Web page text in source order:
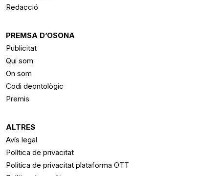
Redacció
PREMSA D’OSONA
Publicitat
Qui som
On som
Codi deontològic
Premis
ALTRES
Avís legal
Política de privacitat
Política de privacitat plataforma OTT